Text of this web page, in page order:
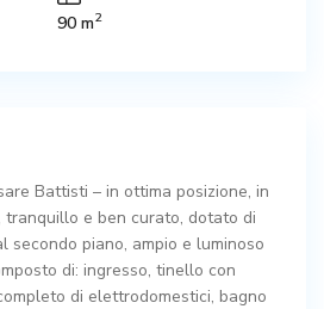
90 m2
Battisti – in ottima posizione, in
tranquillo e ben curato, dotato di
secondo piano, ampio e luminoso
di: ingresso, tinello con
di elettrodomestici, bagno